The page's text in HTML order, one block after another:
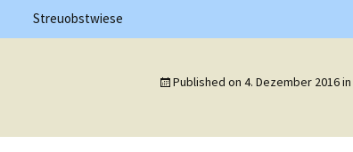
Streuobstwiese
Published on 4. Dezember 2016in